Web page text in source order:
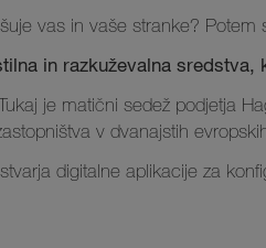
vas in vaše stranke?
in razkuževalna
je matični sedež podjetja
v dvanajstih
digitalne aplikacije za